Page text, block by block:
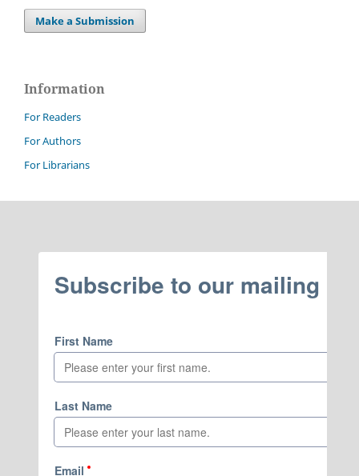
Make a Submission
Information
For Readers
For Authors
For Librarians